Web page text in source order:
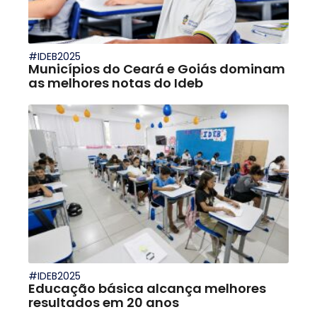
#IDEB2025
Municípios do Ceará e Goiás dominam
as melhores notas do Ideb
#IDEB2025
Educação básica alcança melhores
resultados em 20 anos